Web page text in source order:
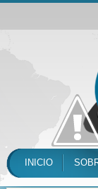
INICIO